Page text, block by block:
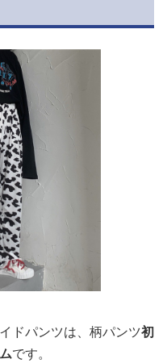
ドパンツは、柄パンツ初
です。